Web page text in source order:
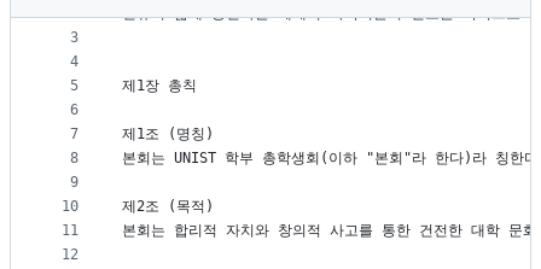
metadata
controls
2
3
4
5
6
7
8
9
10
11
12
인류의 삶에 공헌하는 세계적 과학기술의 선도를 목적으
제1장 총칙
제1조 (명칭)
본회는 UNIST 학부 총학생회(이하 "본회"라 한다)라 칭한
제2조 (목적)
본회는 합리적 자치와 창의적 사고를 통한 건전한 대학 문